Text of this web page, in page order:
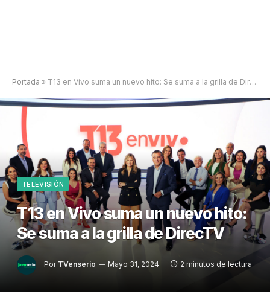
Portada » T13 en Vivo suma un nuevo hito: Se suma a la grilla de DirecTV
TELEVISIÓN
T13 en Vivo suma un nuevo hito:
Se suma a la grilla de DirecTV
Por TVenserio Mayo 31, 2024 2 minutos de lectura